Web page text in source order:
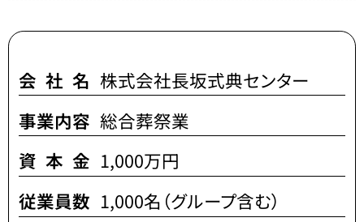
会社名 株式会社長坂式典センター
事業内容 総合葬祭業
資本金 1,000万円
従業員数 1,000名（グループ含む）